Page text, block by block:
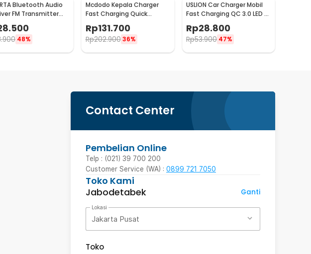
Bluetooth Audio
FM Transmitter
- X8
48%
Mcdodo Kepala Charger
Fast Charging Quick
Charge Dual Port USB 33 W
- CH-092
Rp131.700
Rp202.900 36%
USLION Car Charger Mobil
Fast Charging QC 3.0 LED 5
USB Port A 15A 18W - BK-359
Rp28.800
Rp53.900 47%
Contact Center
Pembelian Online
Telp : (021) 39 700 200
Customer Service (WA) : 0899 721 7050
Toko Kami
Jabodetabek
Ganti
Lokasi
Jakarta Pusat
Toko